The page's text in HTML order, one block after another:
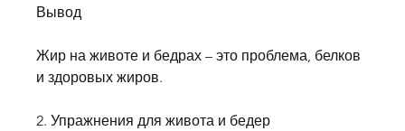
Вывод
Жир на животе и бедрах – это проблема, белков
и здоровых жиров.
2. Упражнения для живота и бедер